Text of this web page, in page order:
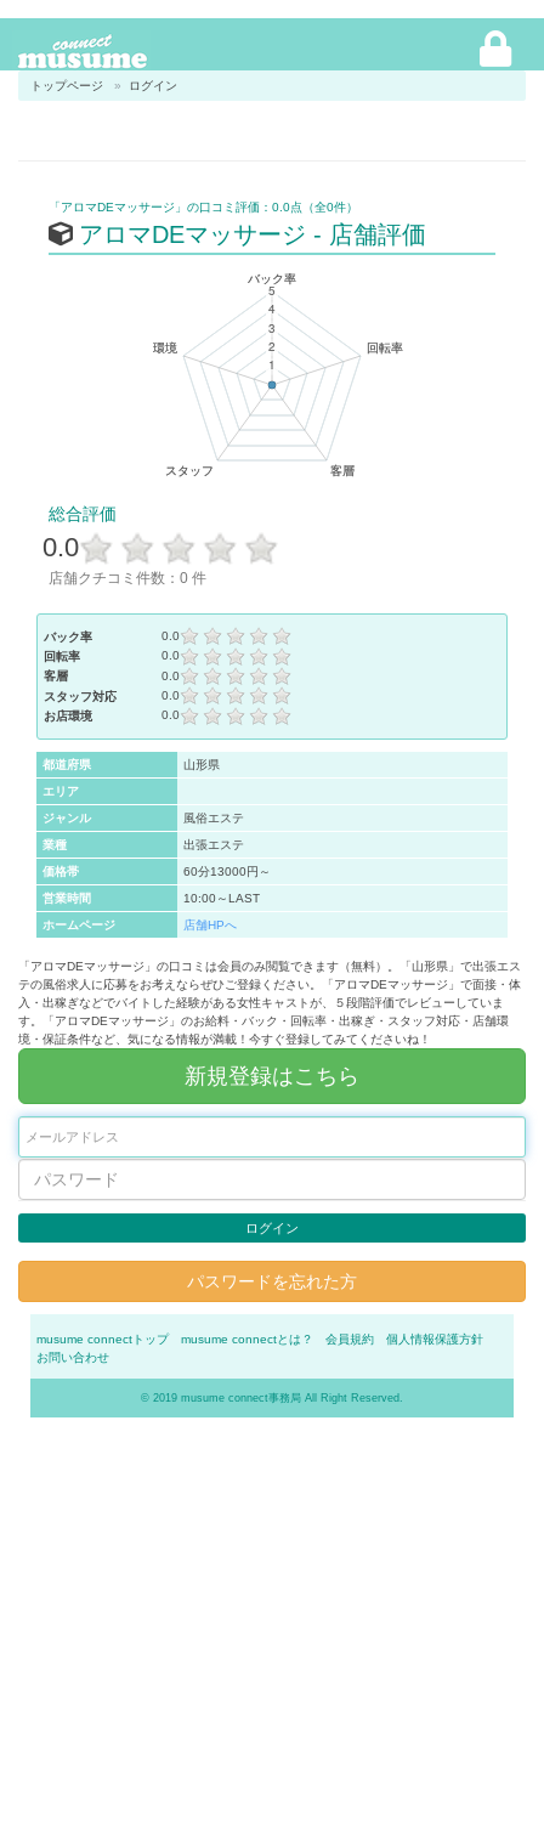
トップページ ログイン
「アロマDEマッサージ」の口コミ評価：0.0点（全0件）
アロマDEマッサージ - 店舗評価
総合評価
0.0
店舗クチコミ件数：0 件
バック率
0.0
回転率
0.0
客層
0.0
スタッフ対応
0.0
お店環境
0.0
都道府県
山形県
エリア
ジャンル
風俗エステ
業種
出張エステ
価格帯
60分13000円～
営業時間
10:00～LAST
ホームページ
店舗HPへ
「アロマDEマッサージ」の口コミは会員のみ閲覧できます（無料）。「山形県」で出張エス
テの風俗求人に応募をお考えならぜひご登録ください。「アロマDEマッサージ」で面接・体
入・出稼ぎなどでバイトした経験がある女性キャストが、５段階評価でレビューしていま
す。「アロマDEマッサージ」のお給料・バック・回転率・出稼ぎ・スタッフ対応・店舗環
境・保証条件など、気になる情報が満載！今すぐ登録してみてくださいね！
新規登録はこちら
ログイン
パスワードを忘れた方
musume connectトップ musume connectとは？ 会員規約
個人情報保護方針
お問い合わせ
© 2019 musume connect事務局 All Right Reserved.